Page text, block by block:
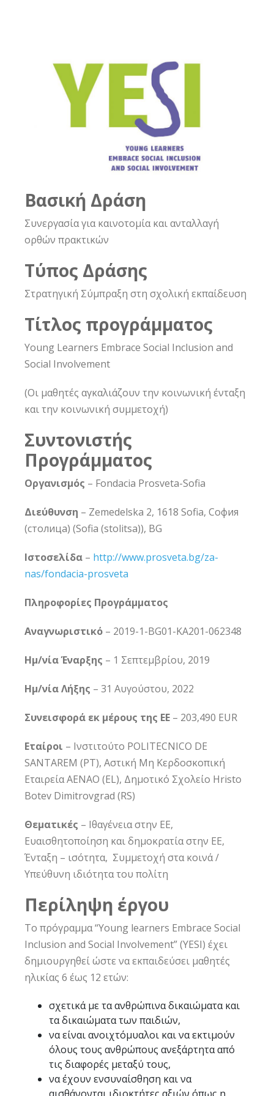
Βασική Δράση
Συνεργασία για καινοτομία και ανταλλαγή
ορθών πρακτικών
Τύπος Δράσης
Στρατηγική Σύμπραξη στη σχολική εκπαίδευση
Τίτλος προγράμματος
Young Learners Embrace Social Inclusion and
Social Involvement
(Οι μαθητές αγκαλιάζουν την κοινωνική ένταξη
και την κοινωνική συμμετοχή)
Συντονιστής
Προγράμματος
Οργανισμός – Fondacia Prosveta-Sofia
Διεύθυνση – Zemedelska 2, 1618 Sofia, София
(столица) (Sofia (stolitsa)), BG
Ιστοσελίδα – http://www.prosveta.bg/za-
nas/fondacia-prosveta
Πληροφορίες Προγράμματος
Αναγνωριστικό – 2019-1-BG01-KA201-062348
Ημ/νία Έναρξης – 1 Σεπτεμβρίου, 2019
Ημ/νία Λήξης – 31 Αυγούστου, 2022
Συνεισφορά εκ μέρους της ΕΕ – 203,490 EUR
Εταίροι – Ινστιτούτο POLITECNICO DE
SANTAREM (PT), Αστική Μη Κερδοσκοπική
Εταιρεία ΑΕΝΑΟ (EL), Δημοτικό Σχολείο Hristo
Botev Dimitrovgrad (RS)
Θεματικές – Ιθαγένεια στην ΕΕ,
Ευαισθητοποίηση και δημοκρατία στην ΕΕ,
Ένταξη – ισότητα, Συμμετοχή στα κοινά /
Υπεύθυνη ιδιότητα του πολίτη
Περίληψη έργου
Το πρόγραμμα “Young learners Embrace Social
Inclusion and Social Involvement” (YESI) έχει
δημιουργηθεί ώστε να εκπαιδεύσει μαθητές
ηλικίας 6 έως 12 ετών:
σχετικά με τα ανθρώπινα δικαιώματα και
τα δικαιώματα των παιδιών,
να είναι ανοιχτόμυαλοι και να εκτιμούν
όλους τους ανθρώπους ανεξάρτητα από
τις διαφορές μεταξύ τους,
να έχουν ενσυναίσθηση και να